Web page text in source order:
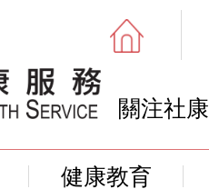
關注社康
健康教育